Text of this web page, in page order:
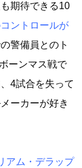
期待できる10
ントロールが
警備員とのト
ーンマス戦で
4試合を失って
ーカーが好き
アム・デラップ